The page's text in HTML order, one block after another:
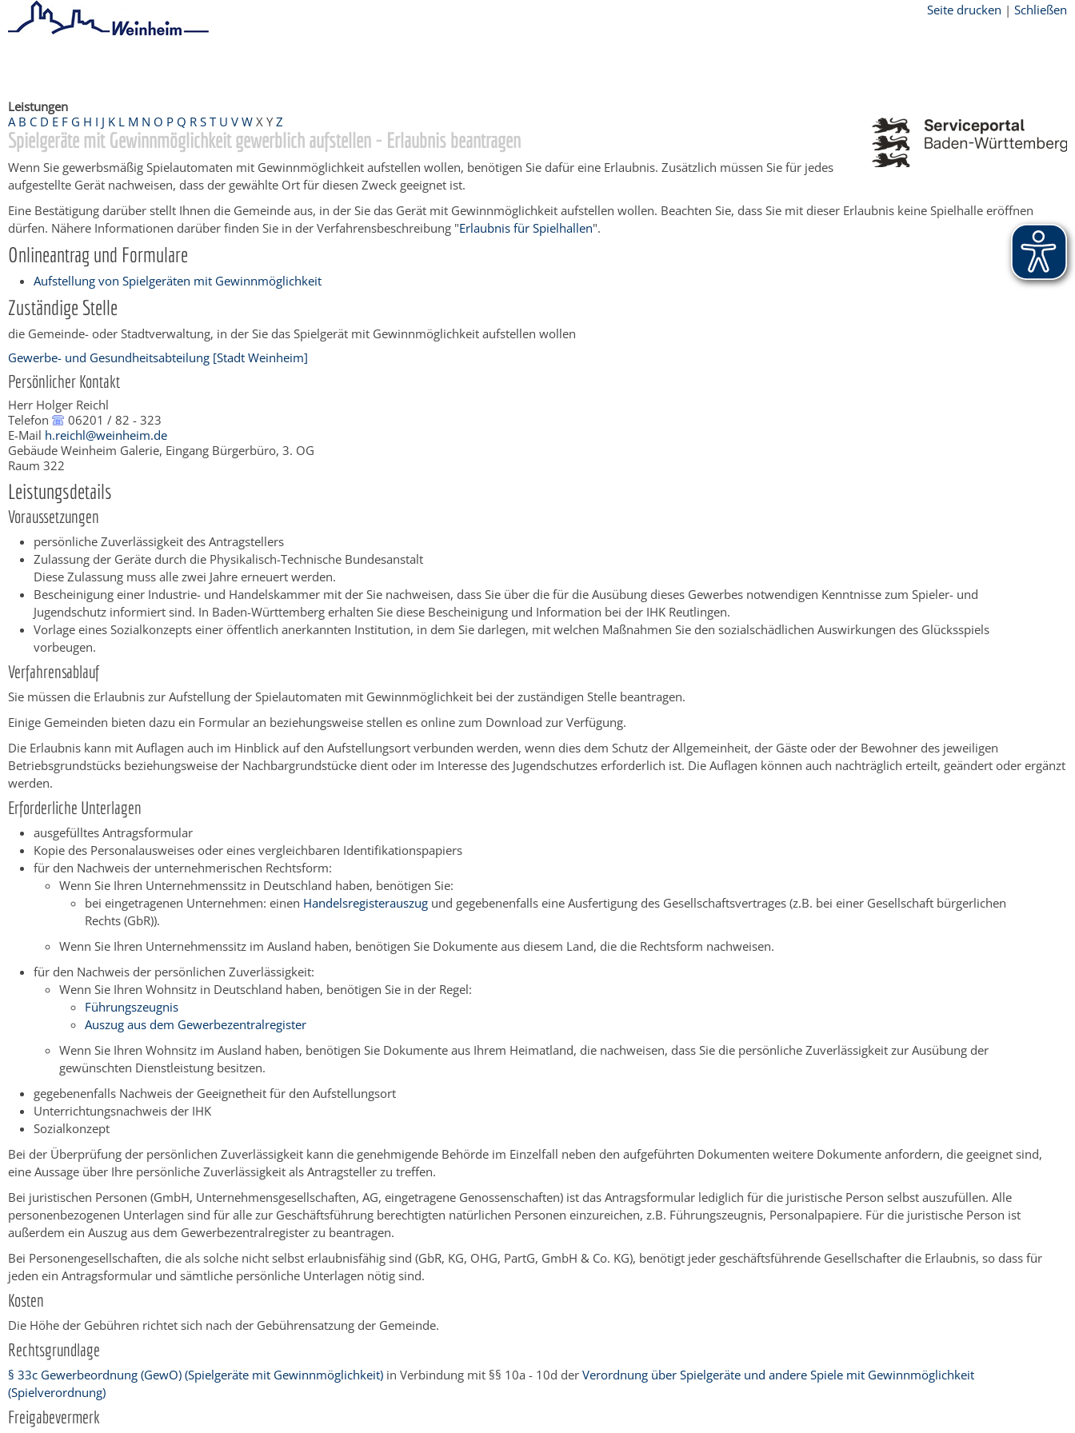
Seite drucken | Schließen
Leistungen
A B C D E F G H I J K L M N O P Q R S T U V W X Y Z
Spielgeräte mit Gewinnmöglichkeit gewerblich aufstellen - Erlaubnis beantragen
Wenn Sie gewerbsmäßig Spielautomaten mit Gewinnmöglichkeit aufstellen wollen, benötigen Sie dafür eine Erlaubnis. Zusätzlich müssen Sie für jedes
aufgestellte Gerät nachweisen, dass der gewählte Ort für diesen Zweck geeignet ist.
Eine Bestätigung darüber stellt Ihnen die Gemeinde aus, in der Sie das Gerät mit Gewinnmöglichkeit aufstellen wollen. Beachten Sie, dass Sie mit dieser Erlaubnis keine Spielhalle eröffnen
dürfen. Nähere Informationen darüber finden Sie in der Verfahrensbeschreibung "Erlaubnis für Spielhallen".
Onlineantrag und Formulare
Aufstellung von Spielgeräten mit Gewinnmöglichkeit
Zuständige Stelle
die Gemeinde- oder Stadtverwaltung, in der Sie das Spielgerät mit Gewinnmöglichkeit aufstellen wollen
Gewerbe- und Gesundheitsabteilung [Stadt Weinheim]
Persönlicher Kontakt
Herr Holger Reichl
Telefon
06201 / 82 - 323
E-Mail h.reichl@weinheim.de
Gebäude Weinheim Galerie, Eingang Bürgerbüro, 3. OG
Raum 322
Leistungsdetails
Voraussetzungen
persönliche Zuverlässigkeit des Antragstellers
Zulassung der Geräte durch die Physikalisch-Technische Bundesanstalt
Diese Zulassung muss alle zwei Jahre erneuert werden.
Bescheinigung einer Industrie- und Handelskammer mit der Sie nachweisen, dass Sie über die für die Ausübung dieses Gewerbes notwendigen Kenntnisse zum Spieler- und
Jugendschutz informiert sind. In Baden-Württemberg erhalten Sie diese Bescheinigung und Information bei der IHK Reutlingen.
Vorlage eines Sozialkonzepts einer öffentlich anerkannten Institution, in dem Sie darlegen, mit welchen Maßnahmen Sie den sozialschädlichen Auswirkungen des Glücksspiels
vorbeugen.
Verfahrensablauf
Sie müssen die Erlaubnis zur Aufstellung der Spielautomaten mit Gewinnmöglichkeit bei der zuständigen Stelle beantragen.
Einige Gemeinden bieten dazu ein Formular an beziehungsweise stellen es online zum Download zur Verfügung.
Die Erlaubnis kann mit Auflagen auch im Hinblick auf den Aufstellungsort verbunden werden, wenn dies dem Schutz der Allgemeinheit, der Gäste oder der Bewohner des jeweiligen
Betriebsgrundstücks beziehungsweise der Nachbargrundstücke dient oder im Interesse des Jugendschutzes erforderlich ist. Die Auflagen können auch nachträglich erteilt, geändert oder ergänzt
werden.
Erforderliche Unterlagen
ausgefülltes Antragsformular
Kopie des Personalausweises oder eines vergleichbaren Identifikationspapiers
für den Nachweis der unternehmerischen Rechtsform:
Wenn Sie Ihren Unternehmenssitz in Deutschland haben, benötigen Sie:
bei eingetragenen Unternehmen: einen Handelsregisterauszug und gegebenenfalls eine Ausfertigung des Gesellschaftsvertrages (z.B. bei einer Gesellschaft bürgerlichen
Rechts (GbR)).
Wenn Sie Ihren Unternehmenssitz im Ausland haben, benötigen Sie Dokumente aus diesem Land, die die Rechtsform nachweisen.
für den Nachweis der persönlichen Zuverlässigkeit:
Wenn Sie Ihren Wohnsitz in Deutschland haben, benötigen Sie in der Regel:
Führungszeugnis
Auszug aus dem Gewerbezentralregister
Wenn Sie Ihren Wohnsitz im Ausland haben, benötigen Sie Dokumente aus Ihrem Heimatland, die nachweisen, dass Sie die persönliche Zuverlässigkeit zur Ausübung der
gewünschten Dienstleistung besitzen.
gegebenenfalls Nachweis der Geeignetheit für den Aufstellungsort
Unterrichtungsnachweis der IHK
Sozialkonzept
Bei der Überprüfung der persönlichen Zuverlässigkeit kann die genehmigende Behörde im Einzelfall neben den aufgeführten Dokumenten weitere Dokumente anfordern, die geeignet sind,
eine Aussage über Ihre persönliche Zuverlässigkeit als Antragsteller zu treffen.
Bei juristischen Personen (GmbH, Unternehmensgesellschaften, AG, eingetragene Genossenschaften) ist das Antragsformular lediglich für die juristische Person selbst auszufüllen. Alle
personenbezogenen Unterlagen sind für alle zur Geschäftsführung berechtigten natürlichen Personen einzureichen, z.B. Führungszeugnis, Personalpapiere. Für die juristische Person ist
außerdem ein Auszug aus dem Gewerbezentralregister zu beantragen.
Bei Personengesellschaften, die als solche nicht selbst erlaubnisfähig sind (GbR, KG, OHG, PartG, GmbH & Co. KG), benötigt jeder geschäftsführende Gesellschafter die Erlaubnis, so dass für
jeden ein Antragsformular und sämtliche persönliche Unterlagen nötig sind.
Kosten
Die Höhe der Gebühren richtet sich nach der Gebührensatzung der Gemeinde.
Rechtsgrundlage
§ 33c Gewerbeordnung (GewO) (Spielgeräte mit Gewinnmöglichkeit) in Verbindung mit §§ 10a - 10d der Verordnung über Spielgeräte und andere Spiele mit Gewinnmöglichkeit
(Spielverordnung)
Freigabevermerk